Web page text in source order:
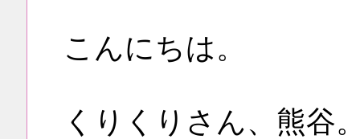
こんにちは。
くりくりさん、熊谷